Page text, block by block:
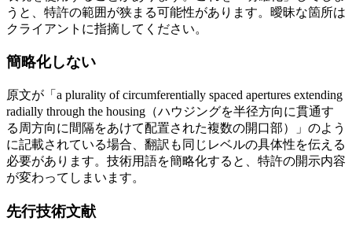
うと、特許の範囲が狭まる可能性があります。曖昧な箇所は
クライアントに指摘してください。
簡略化しない
原文が「a plurality of circumferentially spaced apertures extending
radially through the housing（ハウジングを半径方向に貫通す
る周方向に間隔をあけて配置された複数の開口部）」のよう
に記載されている場合、翻訳も同じレベルの具体性を伝える
必要があります。技術用語を簡略化すると、特許の開示内容
が変わってしまいます。
先行技術文献